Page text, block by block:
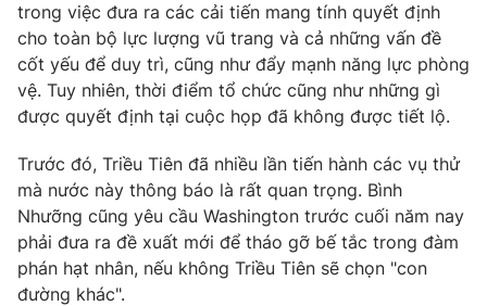
Góc doanh nghiệp
Truyền hình
Phim VTV
Hậu trường
Khán giả
Giải sao mai
Giải trí
Điện ảnh
Âm nhạc
Sao
Du lịch
Làm đẹp
Chất lượng cuộc sống
Giáo dục
Tuyển sinh
Học trực tuyến
Công nghệ
trong việc đưa ra các cải tiến mang tính quyết định
cho toàn bộ lực lượng vũ trang và cả những vấn đề
cốt yếu để duy trì, cũng như đẩy mạnh năng lực phòng
vệ. Tuy nhiên, thời điểm tổ chức cũng như những gì
được quyết định tại cuộc họp đã không được tiết lộ.
Trước đó, Triều Tiên đã nhiều lần tiến hành các vụ thử
mà nước này thông báo là rất quan trọng. Bình
Nhưỡng cũng yêu cầu Washington trước cuối năm nay
phải đưa ra đề xuất mới để tháo gỡ bế tắc trong đàm
phán hạt nhân, nếu không Triều Tiên sẽ chọn "con
đường khác".